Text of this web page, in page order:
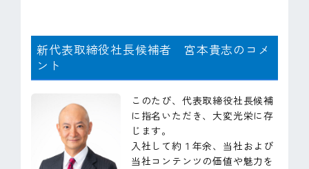
新代表取締役社長候補者 宮本貴志のコメ
ント
このたび、代表取締役社長候補
に指名いただき、大変光栄に存
じます。
入社して約１年余、当社および
当社コンテンツの価値や魅力を